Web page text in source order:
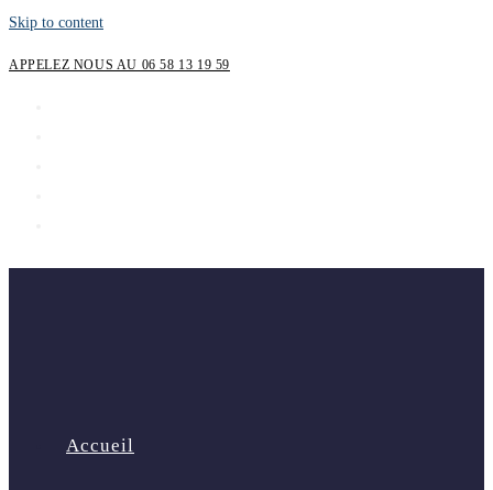
Skip to content
APPELEZ NOUS AU 06 58 13 19 59
Accueil